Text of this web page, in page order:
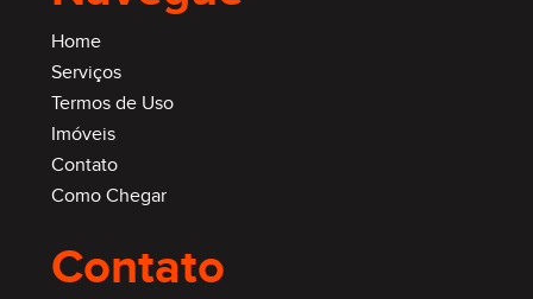
Home
Serviços
Termos de Uso
Imóveis
Contato
Como Chegar
Contato